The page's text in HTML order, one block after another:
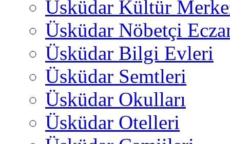
Üsküdar Kültür
Üsküdar Nöbetçi
Üsküdar Bilgi Evleri
Üsküdar Semtleri
Üsküdar Okulları
Üsküdar Otelleri